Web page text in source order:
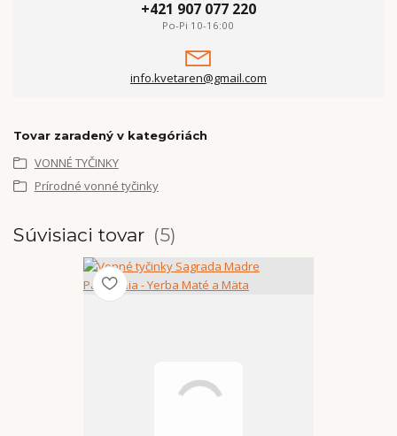
+421 907 077 220
Po-Pi 10-16:00
info.kvetaren@gmail.com
Tovar zaradený v kategóriách
VONNÉ TYČINKY
Prírodné vonné tyčinky
Súvisiaci tovar 5